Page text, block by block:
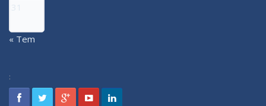
31
« Tem
: